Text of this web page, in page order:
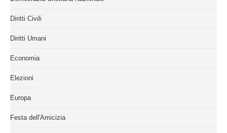
Diritti Civili
Diritti Umani
Economia
Elezioni
Europa
Festa dell'Amicizia